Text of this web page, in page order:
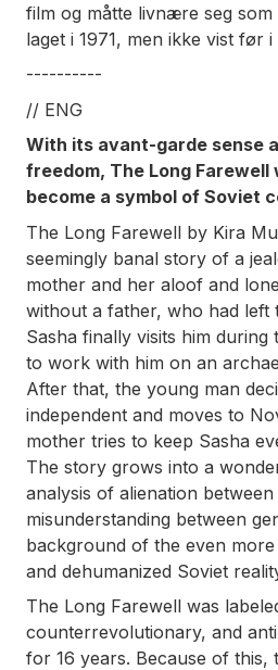
film og måtte livnære seg som
laget i 1971, men ikke vist før i
----------
// ENG
With its avant-garde sense
freedom, The Long Farewell
become a symbol of Soviet
The Long Farewell by Kira
seemingly banal story of a
mother and her aloof and
without a father, who had left
Sasha finally visits him during
to work with him on an
After that, the young man
independent and moves to
mother tries to keep Sasha
The story grows into a
analysis of alienation
misunderstanding between
background of the even
and dehumanized Soviet
The Long Farewell was
counterrevolutionary, and
for 16 years. Because of this,